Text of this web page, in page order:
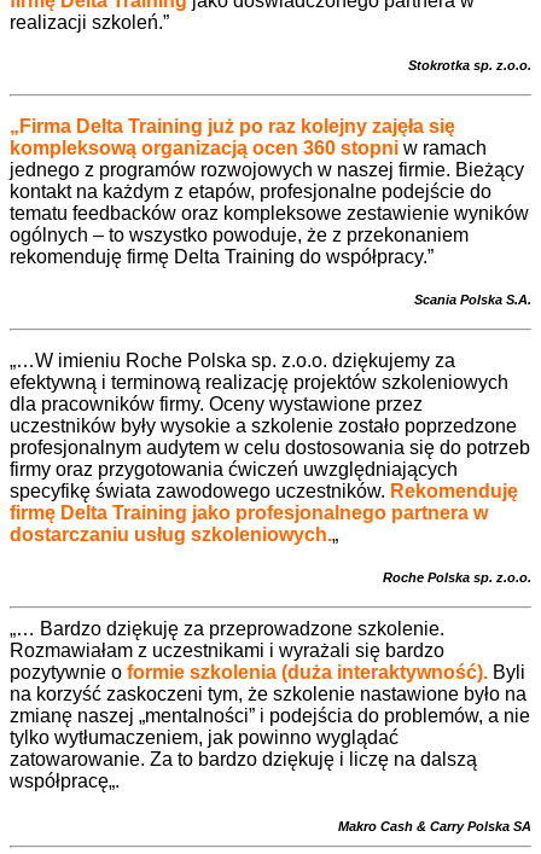
realizacji szkoleń.”
Stokrotka sp. z.o.o.
„Firma Delta Training już po raz kolejny zajęła się
kompleksową organizacją ocen 360 stopni w ramach
jednego z programów rozwojowych w naszej firmie. Bieżący
kontakt na każdym z etapów, profesjonalne podejście do
tematu feedbacków oraz kompleksowe zestawienie wyników
ogólnych – to wszystko powoduje, że z przekonaniem
rekomenduję firmę Delta Training do współpracy.”
Scania Polska S.A.
„…W imieniu Roche Polska sp. z.o.o. dziękujemy za
efektywną i terminową realizację projektów szkoleniowych
dla pracowników firmy. Oceny wystawione przez
uczestników były wysokie a szkolenie zostało poprzedzone
profesjonalnym audytem w celu dostosowania się do potrzeb
firmy oraz przygotowania ćwiczeń uwzględniających
specyfikę świata zawodowego uczestników. Rekomenduję
firmę Delta Training jako profesjonalnego partnera w
dostarczaniu usług szkoleniowych.„
Roche Polska sp. z.o.o.
„… Bardzo dziękuję za przeprowadzone szkolenie.
Rozmawiałam z uczestnikami i wyrażali się bardzo
pozytywnie o formie szkolenia (duża interaktywność). Byli
na korzyść zaskoczeni tym, że szkolenie nastawione było na
zmianę naszej „mentalności” i podejścia do problemów, a nie
tylko wytłumaczeniem, jak powinno wyglądać
zatowarowanie. Za to bardzo dziękuję i liczę na dalszą
współpracę„.
Makro Cash & Carry Polska SA